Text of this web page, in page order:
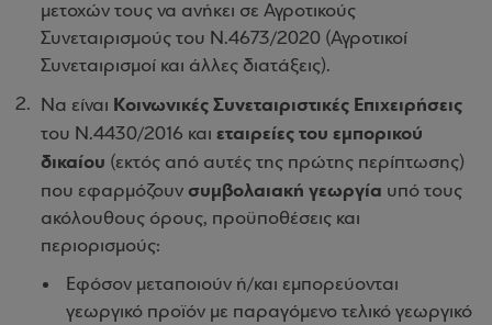
μετοχών τους να ανήκει σε Αγροτικούς
Συνεταιρισμούς του Ν.4673/2020 (Αγροτικοί
Συνεταιρισμοί και άλλες διατάξεις).
Να είναι Κοινωνικές Συνεταιριστικές Επιχειρήσεις
του Ν.4430/2016 και εταιρείες του εμπορικού
δικαίου (εκτός από αυτές της πρώτης περίπτωσης)
που εφαρμόζουν συμβολαιακή γεωργία υπό τους
ακόλουθους όρους, προϋποθέσεις και
περιορισμούς:
Εφόσον μεταποιούν ή/και εμπορεύονται
γεωργικό προϊόν με παραγόμενο τελικό γεωργικό